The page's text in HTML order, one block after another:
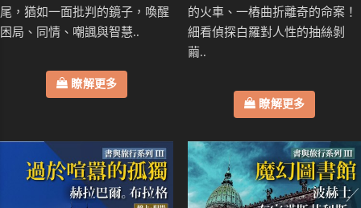
尾，猶如一面批判的鏡子，喚醒
困局、同情、嘲諷與智慧..
瞭解更多
的火車、一樁曲折離奇的命案！
細看偵探白羅對人性的抽絲剝
繭..
瞭解更多